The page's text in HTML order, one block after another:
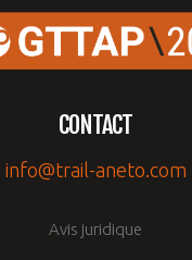
CONTACT
info@trail-aneto.com
Avis juridique